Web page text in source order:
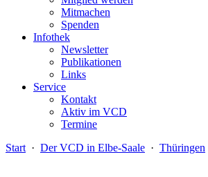
Mitmachen
Spenden
Infothek
Newsletter
Publikationen
Links
Service
Kontakt
Aktiv im VCD
Termine
Start · Der VCD in Elbe-Saale · Thüringen